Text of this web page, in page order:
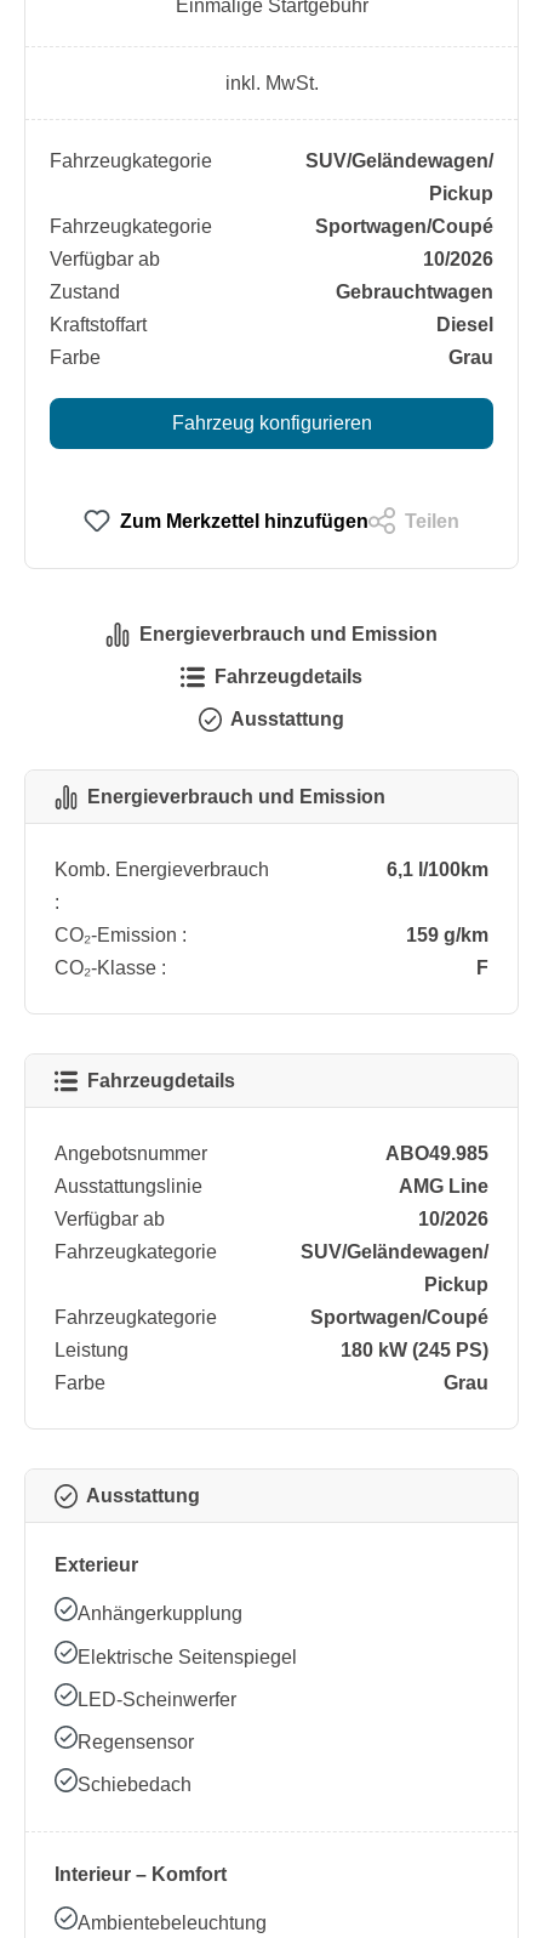
Einmalige Startgebühr
inkl. MwSt.
Fahrzeugkategorie
SUV/​Geländewagen/​
Pickup
Fahrzeugkategorie
Sportwagen/​Coupé
Verfügbar ab
10/2026
Zustand
Gebrauchtwagen
Kraftstoffart
Diesel
Farbe
Grau
Fahrzeug konfigurieren
Zum Merkzettel hinzufügen Teilen
Energieverbrauch und Emission
Fahrzeugdetails
Ausstattung
Energieverbrauch und Emission
Komb. Energieverbrauch
:
6,1 l/100km
CO₂-Emission :
159 g/km
CO₂-Klasse :
F
Fahrzeugdetails
Angebotsnummer
ABO49.985
Ausstattungslinie
AMG Line
Verfügbar ab
10/2026
Fahrzeugkategorie
SUV/​Geländewagen/​
Pickup
Fahrzeugkategorie
Sportwagen/​Coupé
Leistung
180 kW (245 PS)
Farbe
Grau
Ausstattung
Exterieur
Anhängerkupplung
Elektrische Seitenspiegel
LED-Scheinwerfer
Regensensor
Schiebedach
Interieur – Komfort
Ambientebeleuchtung